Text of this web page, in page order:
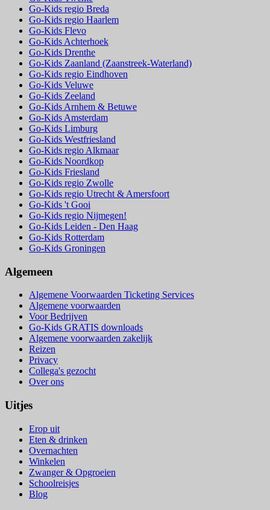
Go-Kids regio Breda
Go-Kids regio Haarlem
Go-Kids Flevo
Go-Kids Achterhoek
Go-Kids Drenthe
Go-Kids Zaanland (Zaanstreek-Waterland)
Go-Kids regio Eindhoven
Go-Kids Veluwe
Go-Kids Zeeland
Go-Kids Arnhem & Betuwe
Go-Kids Amsterdam
Go-Kids Limburg
Go-Kids Westfriesland
Go-Kids regio Alkmaar
Go-Kids Noordkop
Go-Kids Friesland
Go-Kids regio Zwolle
Go-Kids regio Utrecht & Amersfoort
Go-Kids 't Gooi
Go-Kids regio Nijmegen!
Go-Kids Leiden - Den Haag
Go-Kids Rotterdam
Go-Kids Groningen
Algemeen
Algemene Voorwaarden Ticketing Services
Algemene voorwaarden
Voor Bedrijven
Go-Kids GRATIS downloads
Algemene voorwaarden zakelijk
Reizen
Privacy
Collega's gezocht
Over ons
Uitjes
Erop uit
Eten & drinken
Overnachten
Winkelen
Zwanger & Opgroeien
Schoolreisjes
Blog